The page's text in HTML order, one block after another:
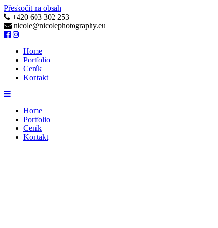
Přeskočit na obsah
+420 603 302 253
nicole@nicolephotography.eu
Home
Portfolio
Ceník
Kontakt
Home
Portfolio
Ceník
Kontakt